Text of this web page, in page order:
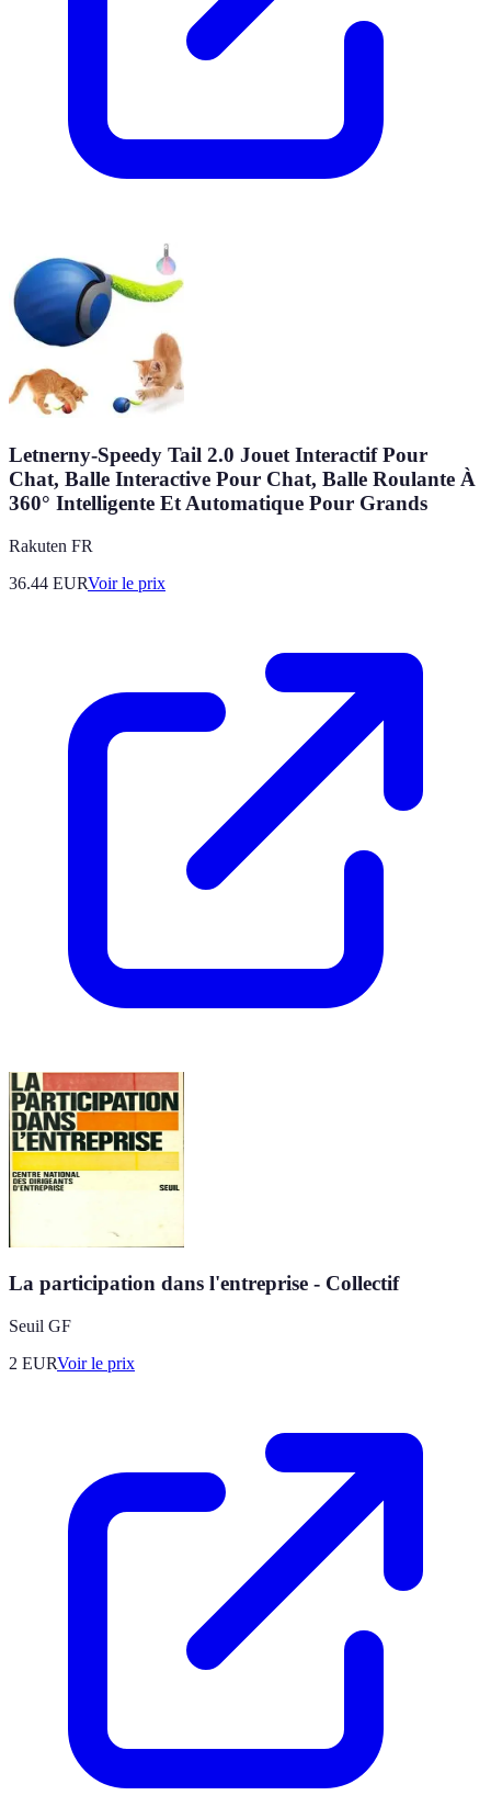
Letnerny-Speedy Tail 2.0 Jouet Interactif Pour
Chat, Balle Interactive Pour Chat, Balle Roulante À
360° Intelligente Et Automatique Pour Grands
Rakuten FR
36.44 EURVoir le prix
La participation dans l'entreprise - Collectif
Seuil GF
2 EURVoir le prix